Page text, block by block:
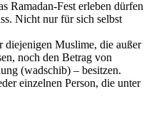
Ramadan-Fest erleben dürfen
Nicht nur für sich selbst
Muslime, die außer
noch den Betrag von
(wadschib) – besitzen.
einzelnen Person, die unter